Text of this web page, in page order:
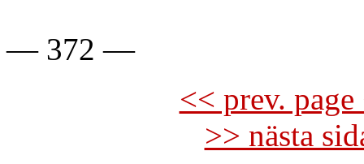
— 372 —
<< prev.
>> nästa